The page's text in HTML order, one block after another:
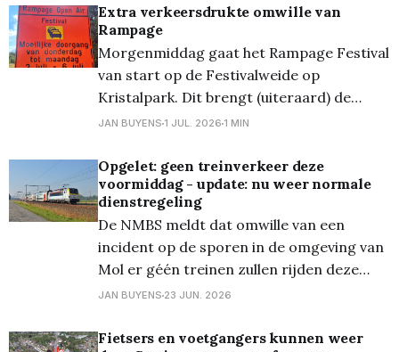
start gegaan (eindelijk...) met het grote
project met meerdere appartementen en
ook enkele
Extra verkeersdrukte omwille van
Rampage
Morgenmiddag gaat het Rampage Festival
van start op de Festivalweide op
Kristalpark. Dit brengt (uiteraard) de
nodige extra verkeersdrukte met zich
uitbreiding dit weekend) in de buurt van de
Gerard Mercatorstraat en de N71 moet
zijn, gelieve hiermee rekening te houden,
en best
JAN BUYENS 1 JUL. 2026 1 MIN
Opgelet: geen treinverkeer deze
voormiddag - update: nu weer normale
dienstregeling
De NMBS meldt dat omwille van een
incident op de sporen in de omgeving van
Mol er géén treinen zullen rijden deze
voormiddag tussen Lommel en Mol. U kan
Mol en daar op de trein stappen!!! Beste
JAN BUYENS 23 JUN. 2026
Fietsers en voetgangers kunnen weer